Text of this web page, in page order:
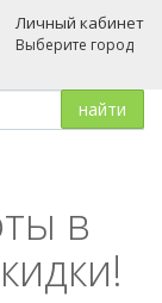
Личный кабинет
Выберите город
в